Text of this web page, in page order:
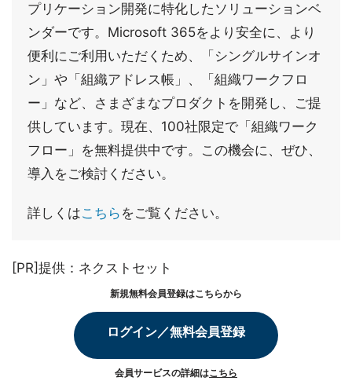
プリケーション開発に特化したソリューションベ
ンダーです。Microsoft 365をより安全に、より
便利にご利用いただくため、「シングルサインオ
ン」や「組織アドレス帳」、「組織ワークフロ
ー」など、さまざまなプロダクトを開発し、ご提
供しています。現在、100社限定で「組織ワーク
フロー」を無料提供中です。この機会に、ぜひ、
導入をご検討ください。
詳しくはこちら をご覧ください。
[PR]提供：ネクストセット
新規無料会員登録はこちらから
ログイン／無料会員登録
会員サービスの詳細はこちら